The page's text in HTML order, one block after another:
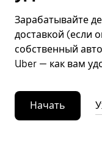
Зарабатывайте
доставкой (если
собственный
Uber — как вам
Начать